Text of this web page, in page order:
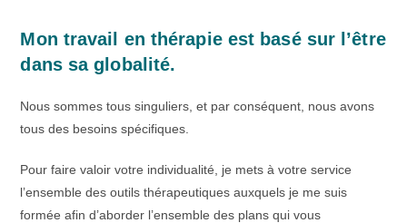
Mon travail en thérapie est basé sur l’être
dans sa globalité.
Nous sommes tous singuliers, et par conséquent, nous avons
tous des besoins spécifiques.
Pour faire valoir votre individualité, je mets à votre service
l’ensemble des outils thérapeutiques auxquels je me suis
formée afin d’aborder l’ensemble des plans qui vous